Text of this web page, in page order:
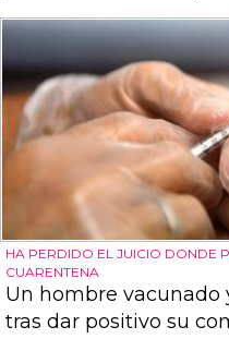
HA PERDIDO EL JUICIO DONDE
CUARENTENA
Un hombre vacunado
tras dar positivo su